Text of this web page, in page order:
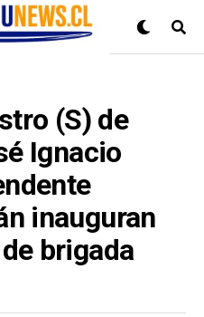
(S) de
Ignacio
inauguran
brigada